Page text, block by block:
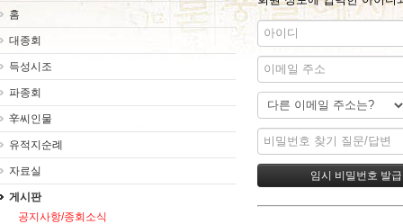
홈
대종회
득성시조
파종회
辛씨인물
유적지순례
자료실
게시판
공지사항/종회소식